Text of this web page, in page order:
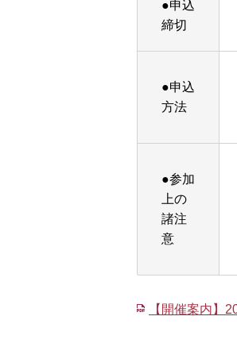
●申込
締切
●申込
方法
●参加
上の
諸注
意
【開催案内